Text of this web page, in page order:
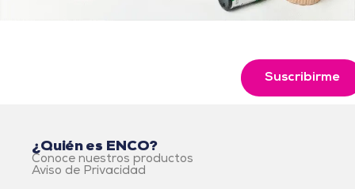
Suscribirme
¿Quién es ENCO?
Conoce nuestros productos
Aviso de Privacidad